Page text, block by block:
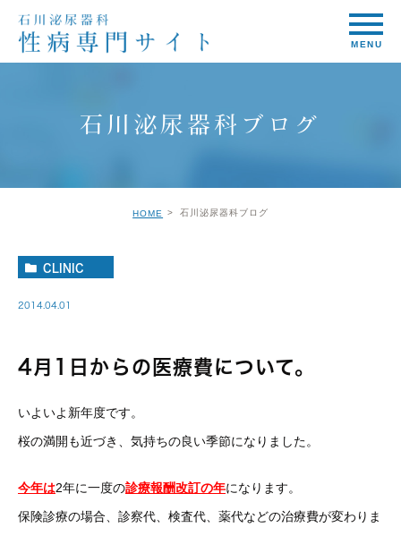
石川泌尿器科ブログ
HOME 石川泌尿器科ブログ
CLINIC
2014.04.01
4月1日からの医療費について。
いよいよ新年度です。
桜の満開も近づき、気持ちの良い季節になりました。
今年は2年に一度の診療報酬改訂の年になります。
保険診療の場合、診察代、検査代、薬代などの治療費が変わりま